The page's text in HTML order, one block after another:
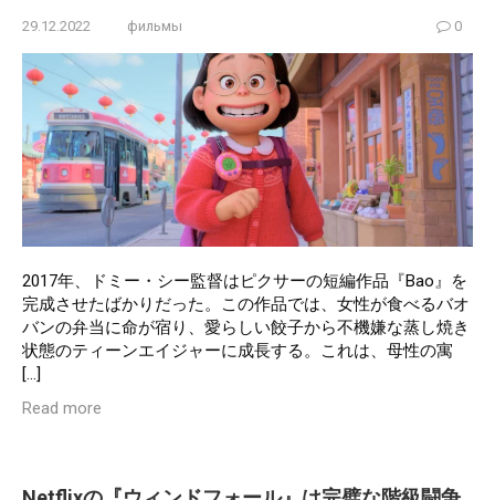
29.12.2022 фильмы 0
2017年、ドミー・シー監督はピクサーの短編作品『Bao』を
完成させたばかりだった。この作品では、女性が食べるバオ
バンの弁当に命が宿り、愛らしい餃子から不機嫌な蒸し焼き
状態のティーンエイジャーに成長する。これは、母性の寓
[…]
Read more